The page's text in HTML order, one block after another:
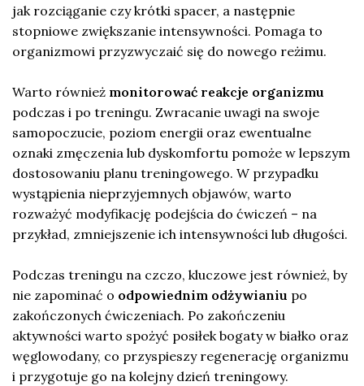
jak rozciąganie czy krótki spacer, a następnie
stopniowe zwiększanie intensywności. Pomaga to
organizmowi przyzwyczaić się do nowego reżimu.
Warto również monitorować reakcje organizmu
podczas i po treningu. Zwracanie uwagi na swoje
samopoczucie, poziom energii oraz ewentualne
oznaki zmęczenia lub dyskomfortu pomoże w lepszym
dostosowaniu planu treningowego. W przypadku
wystąpienia nieprzyjemnych objawów, warto
rozważyć modyfikację podejścia do ćwiczeń – na
przykład, zmniejszenie ich intensywności lub długości.
Podczas treningu na czczo, kluczowe jest również, by
nie zapominać o odpowiednim odżywianiu po
zakończonych ćwiczeniach. Po zakończeniu
aktywności warto spożyć posiłek bogaty w białko oraz
węglowodany, co przyspieszy regenerację organizmu
i przygotuje go na kolejny dzień treningowy.